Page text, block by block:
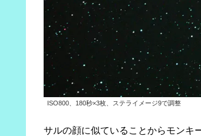
ISO800、180秒×3枚、ステライメージ9で調整
サルの顔に似ていることからモンキ